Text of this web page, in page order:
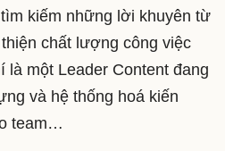
kiếm những lời khuyên từ
chất lượng công việc
là một Leader Content đang
và hệ thống hoá kiến
team…